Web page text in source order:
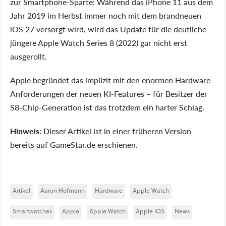
Jahr 2019 im Herbst immer noch mit dem brandneuen
iOS 27 versorgt wird, wird das Update für die deutliche
jüngere Apple Watch Series 8 (2022) gar nicht erst
ausgerollt.
Apple begründet das implizit mit den enormen Hardware-
Anforderungen der neuen KI-Features – für Besitzer der
S8-Chip-Generation ist das trotzdem ein harter Schlag.
Hinweis: Dieser Artikel ist in einer früheren Version
bereits auf GameStar.de erschienen.
Artikel Aaron Hofmann Hardware Apple Watch
Smartwatches Apple Apple Watch Apple iOS News